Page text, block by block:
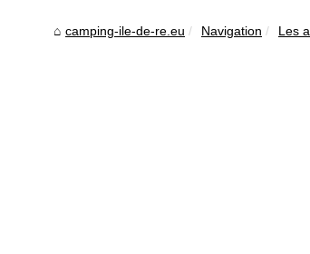
camping-ile-de-re.eu Navigation Les